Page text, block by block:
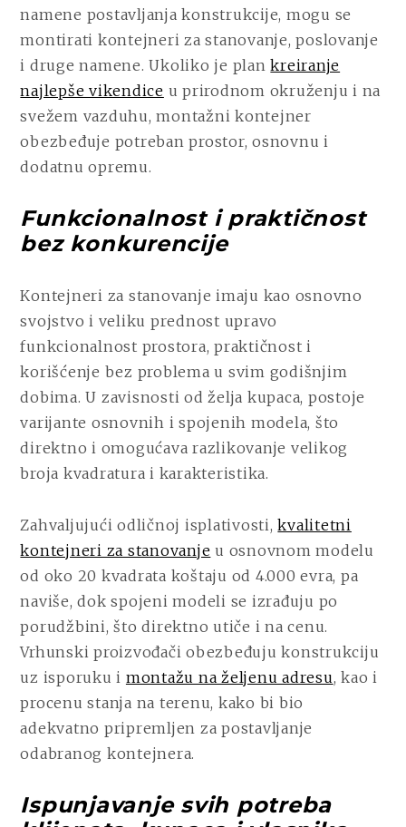
namene postavljanja konstrukcije, mogu se
montirati kontejneri za stanovanje, poslovanje
i druge namene. Ukoliko je plankreiranje
najlepše vikendice u prirodnom okruženju i na
svežem vazduhu, montažni kontejner
obezbeđuje potreban prostor, osnovnu i
dodatnu opremu.
Funkcionalnost i praktičnost
bez konkurencije
Kontejneri za stanovanje imaju kao osnovno
svojstvo i veliku prednost upravo
funkcionalnost prostora, praktičnost i
korišćenje bez problema u svim godišnjim
dobima. U zavisnosti od želja kupaca, postoje
varijante osnovnih i spojenih modela, što
direktno i omogućava razlikovanje velikog
broja kvadratura i karakteristika.
Zahvaljujući odličnoj isplativosti,kvalitetni
kontejneri za stanovanje u osnovnom modelu
od oko 20 kvadrata koštaju od 4.000 evra, pa
naviše, dok spojeni modeli se izrađuju po
porudžbini, što direktno utiče i na cenu.
Vrhunski proizvođači obezbeđuju konstrukciju
uz isporuku i montažu na željenu adresu, kao i
procenu stanja na terenu, kako bi bio
adekvatno pripremljen za postavljanje
odabranog kontejnera.
Ispunjavanje svih potreba